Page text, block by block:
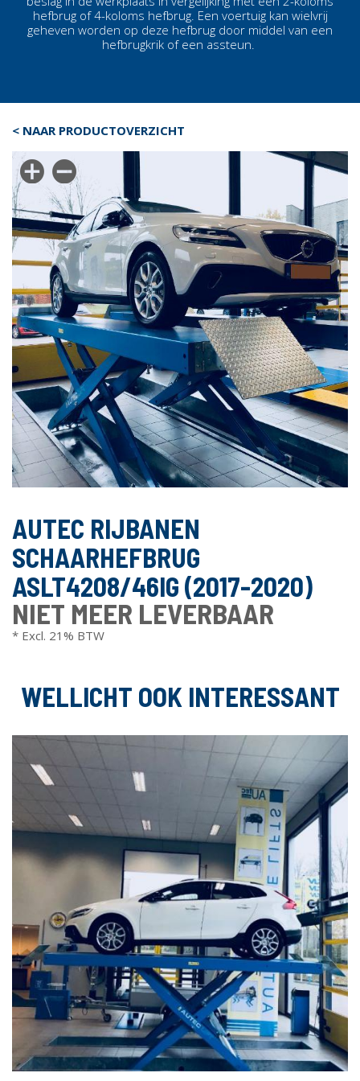
hefbrug of 4-koloms hefbrug. Een voertuig kan wielvrij
geheven worden op deze hefbrug door middel van een
hefbrugkrik of een assteun.
< NAAR PRODUCTOVERZICHT
AUTEC RIJBANEN
SCHAARHEFBRUG
ASLT4208/46IG (2017-2020)
NIET MEER LEVERBAAR
* Excl. 21% BTW
WELLICHT OOK INTERESSANT